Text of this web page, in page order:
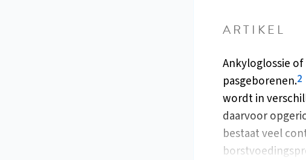
ARTIKEL
Ankyloglossie
pasgeborenen.2
wordt in
daarvoor
bestaat veel